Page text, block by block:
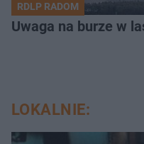
RDLP RADOM
Uwaga na burze w
LOKALNIE: